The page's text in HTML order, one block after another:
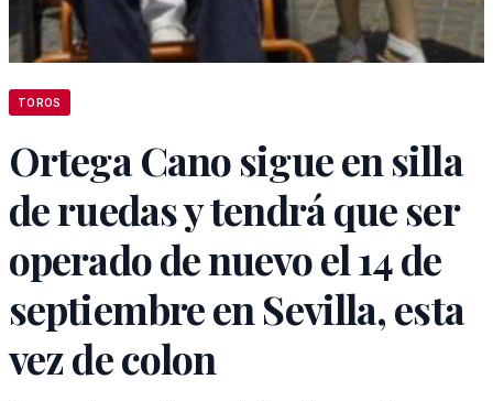
TOROS
Ortega Cano sigue en silla
de ruedas y tendrá que ser
operado de nuevo el 14 de
septiembre en Sevilla, esta
vez de colon